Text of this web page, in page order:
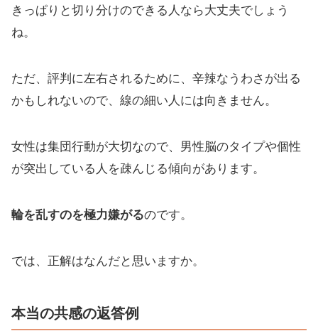
きっぱりと切り分けのできる人なら大丈夫でしょう
ね。
ただ、評判に左右されるために、辛辣なうわさが出る
かもしれないので、線の細い人には向きません。
女性は集団行動が大切なので、男性脳のタイプや個性
が突出している人を疎んじる傾向があります。
輪を乱すのを極力嫌がるのです。
では、正解はなんだと思いますか。
本当の共感の返答例